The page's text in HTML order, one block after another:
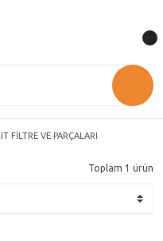
FİLTRE VE PARÇALARI
Toplam 1 ürün